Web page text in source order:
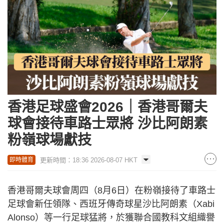
香港足球盛會2026｜香港哥爾夫
球會接待車路士眾將 沙比阿朗素
粉嶺球場獻技
即時體育 更新時間：18:36 2026-08-07 HKT
香港哥爾夫球會周四（8月6日）在粉嶺接待了車路士
足球會新任領隊、西班牙傳奇球星沙比阿朗素（Xabi
Alonso）等一行足球猛將，於獲聯合國教科文組織譽